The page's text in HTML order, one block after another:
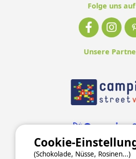
Folge uns auf
Unsere
Cookie-
(Schokolade, Nüsse, Rosinen...)